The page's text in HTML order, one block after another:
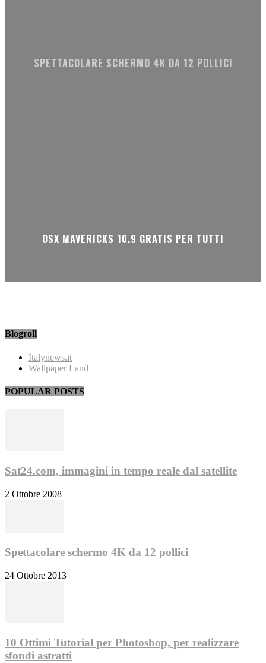
SPETTACOLARE SCHERMO 4K DA 12 POLLICI
OSX MAVERICKS 10.9 GRATIS PER TUTTI
Blogroll
Italynews.it
Wallpaper Land
POPULAR POSTS
Sat24.com, immagini in tempo reale dal satellite
2 Ottobre 2008
Spettacolare schermo 4K da 12 pollici
24 Ottobre 2013
10 Ottimi Tutorial per Photoshop, per realizzare
sfondi astratti